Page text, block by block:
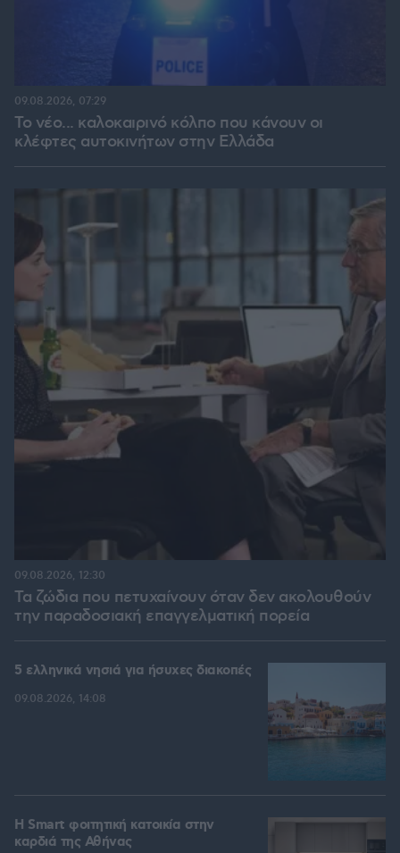
Το νέο... καλοκαιρινό κόλπο που κάνουν οι
κλέφτες αυτοκινήτων στην Ελλάδα
09.08.2026, 07:29
Τα ζώδια που πετυχαίνουν όταν δεν ακολουθούν
την παραδοσιακή επαγγελματική πορεία
09.08.2026, 12:30
5 ελληνικά νησιά για ήσυχες διακοπές
09.08.2026, 14:08
Η Smart φοιτητική κατοικία στην
καρδιά της Αθήνας